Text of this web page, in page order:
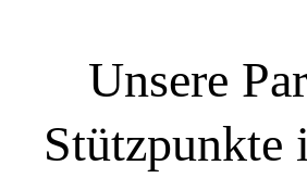
Unsere
Stützpunkte